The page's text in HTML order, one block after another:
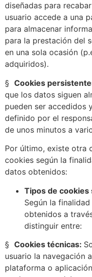
diseñadas para
usuario accede a una
para almacenar
para la prestación del
en una sola ocasión
adquiridos).
§ Cookies
que los datos siguen
pueden ser accedidos
definido por el
de unos minutos a
Por último, existe otra
cookies según la
datos obtenidos:
Tipos de cookies
Según la
obtenidos a
distinguir entre:
§ Cookies técnicas:
usuario la navegación
plataforma o